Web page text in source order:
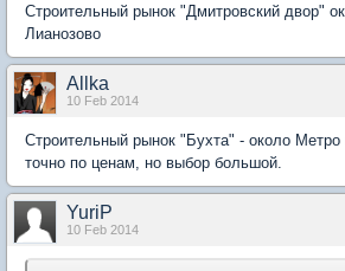
Строительный рынок "Дмитровский двор"
Лианозово
Allka
10 Feb 2014
Строительный рынок "Бухта" - около
точно по ценам, но выбор большой.
YuriP
10 Feb 2014